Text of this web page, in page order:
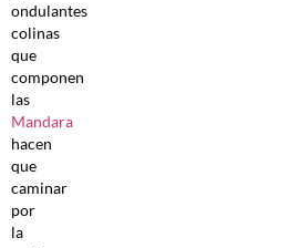
ondulantes
colinas
que
componen
las
Mandara
hacen
que
caminar
por
la